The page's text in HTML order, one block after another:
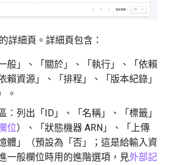
詳細頁。詳細頁包含：
般」、「關於」、「執行」、「依賴
賴資源」、「排程」、「版本紀錄」
。
：列出「ID」、「名稱」、「標籤」
位）、「狀態機器 ARN」、「上傳
體」（預設為「否」；這是給輸入資
一般欄位時用的進階選項，見外部記